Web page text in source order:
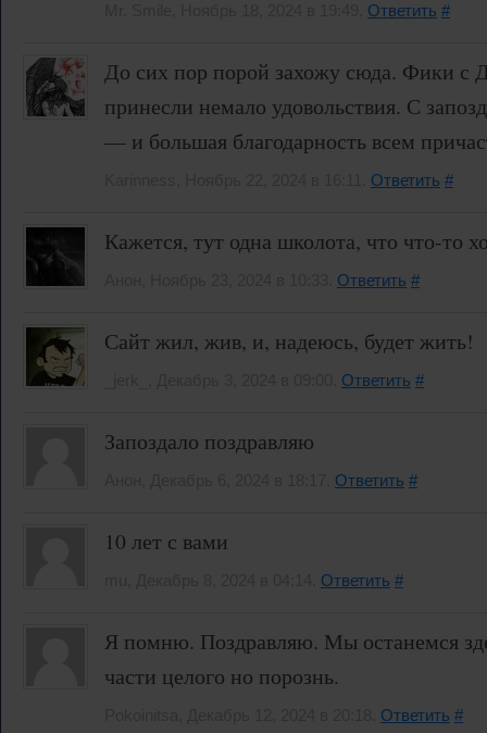
Ответить #
До сих пор порой захожу сюда. Фики с
принесли немало удовольствия. С
— и большая благодарность всем
Ответить #
Кажется, тут одна школота, что что-то
Ответить #
Сайт жил, жив, и, надеюсь, будет жить!
Ответить #
Запоздало поздравляю
Ответить #
10 лет с вами
Ответить #
Я помню. Поздравляю. Мы останемся
части целого но порознь.
Ответить #